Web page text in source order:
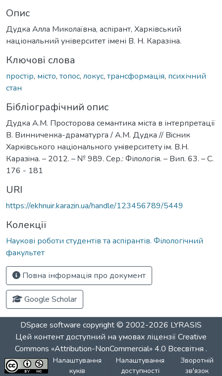
Опис
Дудка Алла Миколаївна, аспірант, Харківський
національний університет імені В. Н. Каразіна.
Ключові слова
простір, місто, топос, локус, трансформація, психічний
стан
Бібліографічний опис
Дудка А.М. Просторова семантика міста в інтерпретації
В. Винниченка-драматурга / А.М. Дудка // Вiсник
Харкiвського нацiонального унiверситету iм. В.Н.
Каразiна. – 2012. – № 989. Сер.: Філологія. – Вип. 63. – С.
176 - 181
URI
https://ekhnuir.karazin.ua/handle/123456789/5449
Колекції
Наукові роботи студентів та аспірантів. Філологічний
факультет
Повна інформація про документ
Google Scholar
DSpace software copyright © 2002-2026 LYRASIS
Цей контент доступний на умовах ліцензіїCreative
Commons «Attribution-NonCommercial» 4.0 Всесвітня .
Налаштування
куків
Налаштування
доступності
Зворотній
зв'язок